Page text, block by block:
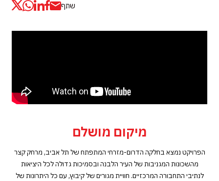
שתף
מיקום מושלם
הפרויקט נמצא בחלקה הדרום-מזרחי המתפתח של תל אביב, מרחק קצר
מהשכונות המגניבות של העיר הלבנה ובסמיכות גדולה לכל היציאות
לנתיבי התחבורה המרכזיים. חוויית מגורים של קיבוץ, עם כל היתרונות של